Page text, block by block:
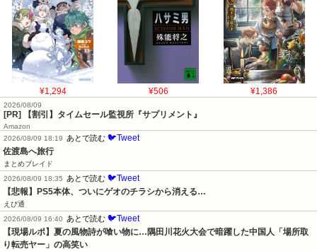
¥1,294 ¥506 ¥1,386
2026/08/09
[PR] 【割引】タイムセール監視所『サプリメント』
Amazon
2026/08/09 18:19
あとで読む 🐦Tweet
佐渡島へ旅行
まとめブレイド
2026/08/09 18:35
あとで読む 🐦Tweet
【悲報】PS5本体、ついにゲオのチラシから消える…
えび通
2026/08/09 16:40
あとで読む 🐦Tweet
【現場ルポ】夏の風物詩が喰い物に…隅田川花火大会で暗躍した中国人「場所取
り転売ヤー」の高笑い